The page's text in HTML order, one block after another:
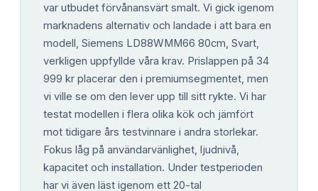
var utbudet förvånansvärt smalt. Vi gick igenom
marknadens alternativ och landade i att bara en
modell, Siemens LD88WMM66 80cm, Svart,
verkligen uppfyllde våra krav. Prislappen på 34
999 kr placerar den i premiumsegmentet, men
vi ville se om den lever upp till sitt rykte. Vi har
testat modellen i flera olika kök och jämfört
mot tidigare års testvinnare i andra storlekar.
Fokus låg på användarvänlighet, ljudnivå,
kapacitet och installation. Under testperioden
har vi även läst igenom ett 20-tal